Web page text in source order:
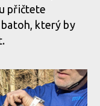
přičtete
který by